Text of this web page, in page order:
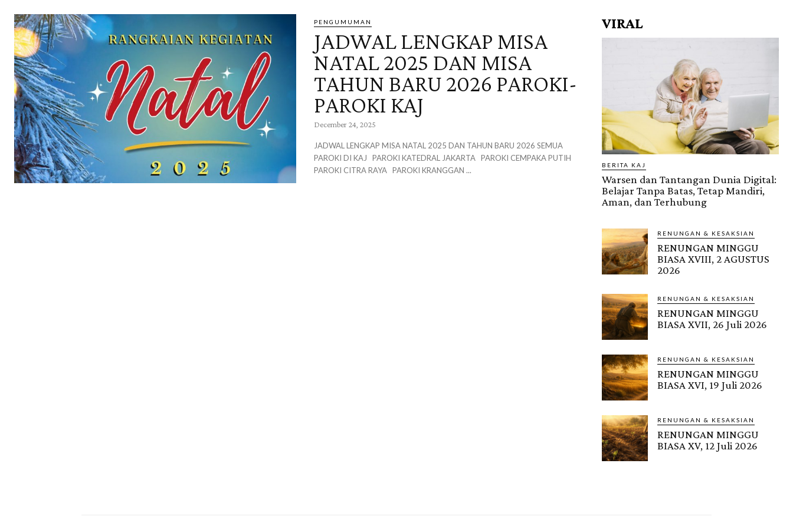
PENGUMUMAN
JADWAL LENGKAP MISA
NATAL 2025 DAN MISA
TAHUN BARU 2026 PAROKI-
PAROKI KAJ
December 24, 2025
JADWAL LENGKAP MISA NATAL 2025 DAN TAHUN BARU 2026 SEMUA
PAROKI DI KAJ PAROKI KATEDRAL JAKARTA PAROKI CEMPAKA PUTIH
PAROKI CITRA RAYA PAROKI KRANGGAN ...
VIRAL
BERITA KAJ
Warsen dan Tantangan Dunia Digital:
Belajar Tanpa Batas, Tetap Mandiri,
Aman, dan Terhubung
RENUNGAN & KESAKSIAN
RENUNGAN MINGGU
BIASA XVIII, 2 AGUSTUS
2026
RENUNGAN & KESAKSIAN
RENUNGAN MINGGU
BIASA XVII, 26 Juli 2026
RENUNGAN & KESAKSIAN
RENUNGAN MINGGU
BIASA XVI, 19 Juli 2026
RENUNGAN & KESAKSIAN
RENUNGAN MINGGU
BIASA XV, 12 Juli 2026